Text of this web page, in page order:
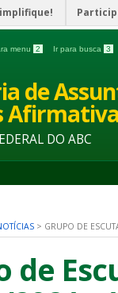
menu 2 Ir para busca 3
de
DO ABC
> GRUPO DE
de